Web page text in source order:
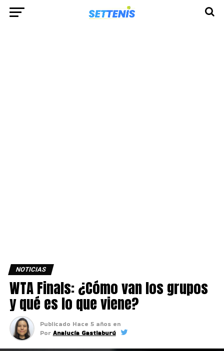
NOTICIAS
WTA Finals: ¿Cómo van los grupos
y qué es lo que viene?
Publicado Hace 5 años en
Por Analucía Gastiaburú